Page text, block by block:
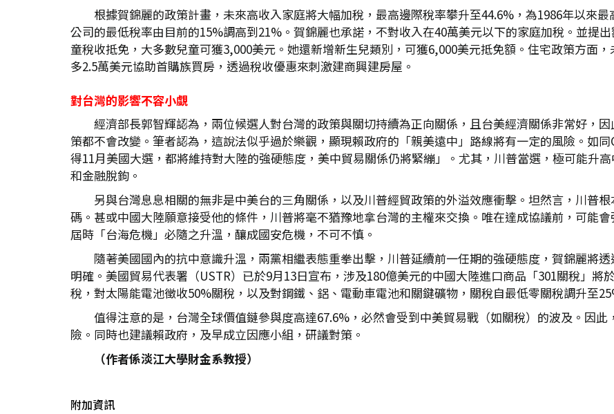
根據賀錦麗的政策計畫，未來高收入家庭將大幅加稅，最高邊際稅率攀升至44.6%，為1986年以來
公司的最低稅率由目前的15%調高到21%。賀錦麗也承諾，不對收入在40萬美元以下的家庭加稅。並提
童稅收抵免，大多數兒童可獲3,000美元。她還新增新生兒類別，可獲6,000美元抵免額。住宅政策方面
多2.5萬美元協助首購族買房，透過稅收優惠來刺激建商興建房屋。
對台灣的影響不容小覷
經濟部長郭智輝認為，兩位候選人對台灣的政策與關切持續為正向關係，且台美經濟關係非常好，
策都不會改變。筆者認為，這說法似乎過於樂觀，顯現賴政府的「親美遠中」路線將有一定的風險。如
得11月美國大選，都將維持對大陸的強硬態度，美中貿易關係仍將緊繃」。尤其，川普當選，極可能升
和金融脫鉤。
另與台灣息息相關的無非是中美台的三角關係，以及川普經貿政策的外溢效應衝擊。坦然言，川普
碼。甚或中國大陸願意接受他的條件，川普將毫不猶豫地拿台灣的主權來交換。唯在達成協議前，可能
屆時「台海危機」必隨之升溫，釀成國安危機，不可不慎。
隨著美國國內的抗中意識升溫，兩黨相繼表態重拳出擊，川普延續前一任期的強硬態度，賀錦麗將
明確。美國貿易代表署（USTR）已於9月13日宣布，涉及180億美元的中國大陸進口商品「301關稅」將
稅，對太陽能電池徵收50%關稅，以及對鋼鐵、鋁、電動車電池和關鍵礦物，關稅自最低零關稅調升至
值得注意的是，台灣全球價值鏈參與度高達67.6%，必然會受到中美貿易戰（如關稅）的波及。因
險。同時也建議賴政府，及早成立因應小組，研議對策。
（作者係淡江大學財金系教授）
附加資訊